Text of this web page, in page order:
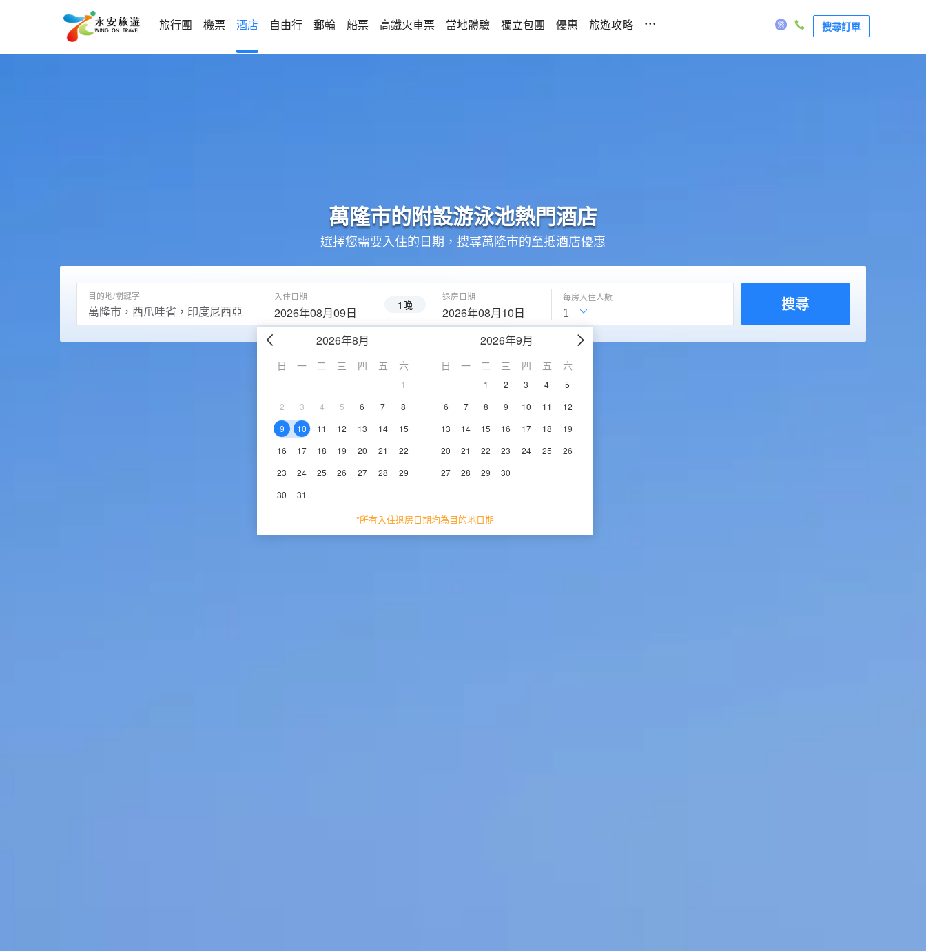
旅行團 機票 酒店 自由行 郵輪 船票 高鐵火車票 當地體驗 獨立包團 優惠 旅遊攻略 ... 搜尋訂單
萬隆市的附設游泳池熱門酒店
選擇您需要入住的日期，搜尋萬隆市的至抵酒店優惠
目的地/關鍵字 入住日期
2026年08月09日 1晚
退房日期
2026年08月10日
2026年8月
日 一 二 三 四 五 六
1
2
3 4 5 6 7
8
9
10 11 12 13 14
15
16
17 18 19 20 21
22
23
24 25 26 27 28
29
30
31
2026年9月
日 一 二 三 四 五 六
1 2 3 4
5
6
7 8 9 10 11
12
13
14 15 16 17 18
19
20
21 22 23 24 25
26
27
28 29 30
*所有入住退房日期均為目的地日期
每房入住人數 搜尋